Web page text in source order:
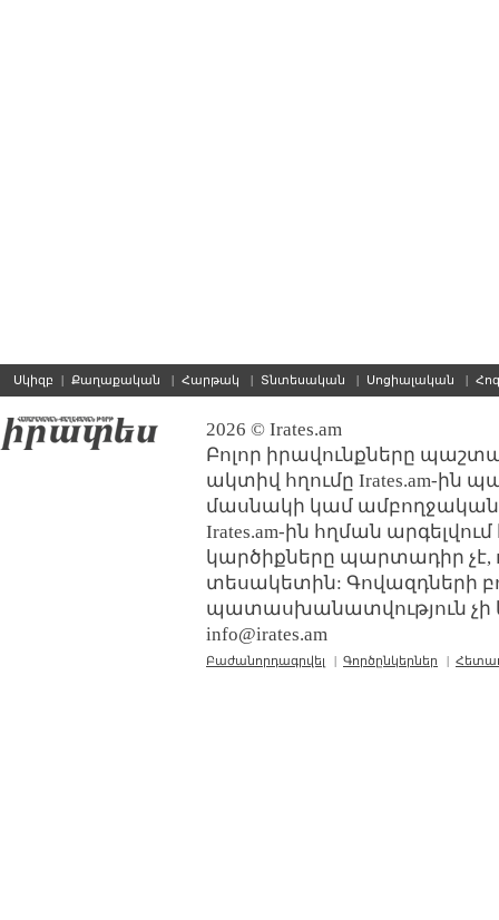
Սկիզբ | Քաղաքական | Հարթակ | Տնտեսական | Սոցիալական |
2026 © Irates.am
Բոլոր իրավունքները
ակտիվ հղումը Irates.am-ին
մասնակի կամ ամբողջական
Irates.am-ին հղման
կարծիքները պարտադիր չէ,
տեսակետին: Գովազդների
պատասխանատվություն չի
info@irates.am
Բաժանորդագրվել | Գործընկերներ |